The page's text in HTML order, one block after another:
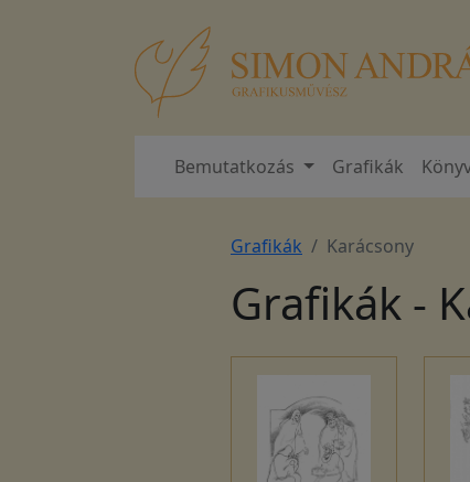
Bemutatkozás Grafikák
Grafikák Karácsony
Grafikák -